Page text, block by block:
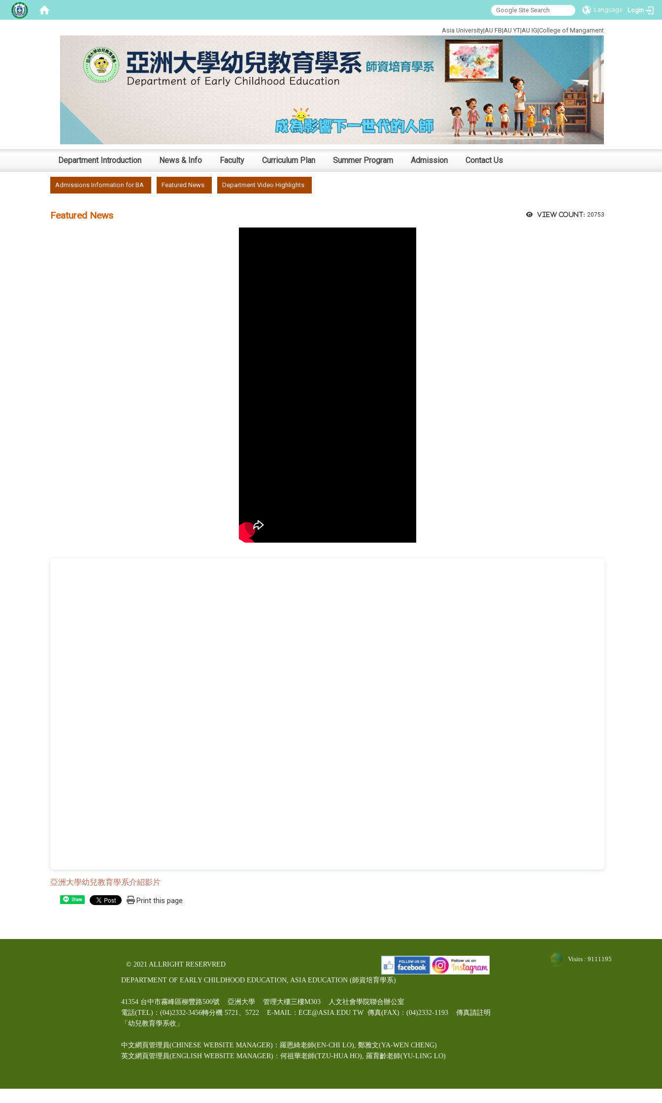
Language Login
Asia University|AU FB|AU YT|AU IG|College of Mangament
Department Introduction News & Info Faculty Curriculum Plan Summer Program Admission Contact Us
Admissions Information for BA Featured News Department Video Highlights
View count: 20753
Featured News
亞洲大學幼兒教育學系介紹影片
Share Print this page
© 2021 ALLRIGHT RESERVRED
DEPARTMENT OF EARLY CHILDHOOD EDUCATION, ASIA EDUCATION (師資培育學系)
41354 台中市霧峰區柳豐路500號 亞洲大學 管理大樓三樓M303 人文社會學院聯合辦公室
電話(TEL)：(04)2332-3456轉分機 5721、5722 E-MAIL：ECE@ASIA.EDU.TW 傳真(FAX)：(04)2332-1193 傳真請註明
「幼兒教育學系收」
中文網頁管理員(CHINESE WEBSITE MANAGER)：羅恩綺老師(EN-CHI LO) , 鄭雅文(YA-WEN CHENG)
英文網頁管理員(ENGLISH WEBSITE MANAGER)：何祖華老師(TZU-HUA HO), 羅育齡老師(YU-LING LO)
Visits : 9111195